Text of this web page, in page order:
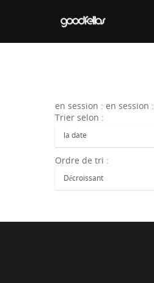
en session : en session :
Trier selon :
Ordre de tri :